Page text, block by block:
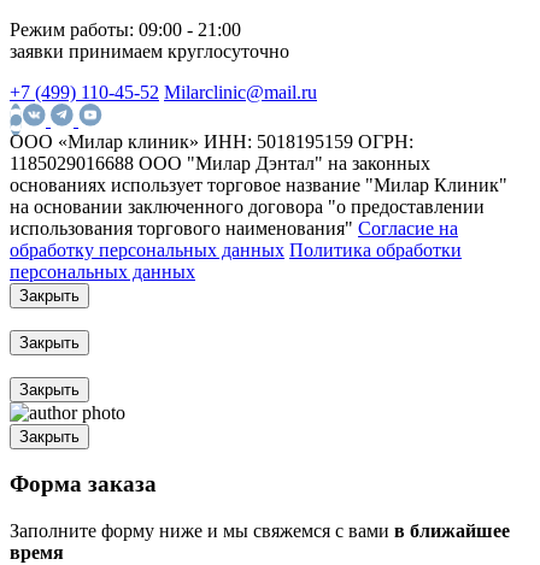
Режим работы: 09:00 - 21:00
заявки принимаем круглосуточно
+7 (499) 110-45-52 Milarclinic@mail.ru
ООО «Милар клиник» ИНН: 5018195159 ОГРН:
1185029016688 ООО "Милар Дэнтал" на законных
основаниях использует торговое название "Милар Клиник"
на основании заключенного договора "о предоставлении
использования торгового наименования" Согласие на
обработку персональных данных Политика обработки
персональных данных
Закрыть
Закрыть
Закрыть
Закрыть
Форма заказа
Заполните форму ниже и мы свяжемся с вами в ближайшее
время